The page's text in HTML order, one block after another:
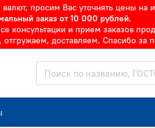
просим Вас уточнять цены
заказ от 10 000 рублей.
и прием заказов
отгружаем, доставляем. Спасибо за